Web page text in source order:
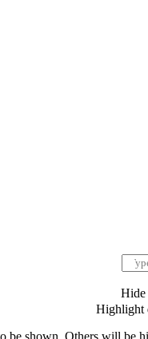
be shown. Others will be